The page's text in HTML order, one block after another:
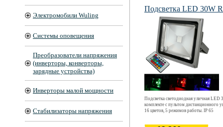
Электромобили Wuling
Системы оповещения
Преобразователи напряжения
(инверторы, конверторы,
зарядные устройства)
Инверторы малой мощности
Стабилизаторы напряжения
Подсветка LED 30W
Подсветка светодиодная уличная LED
комплекте с пультом дистанционного
16 цветов, 5 режимов работы. IP 65